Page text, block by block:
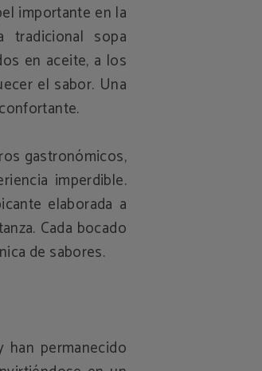
importante en la
tradicional sopa
en aceite, a los
el sabor. Una
gastronómicos,
imperdible.
elaborada a
Cada bocado
de sabores.
han permanecido